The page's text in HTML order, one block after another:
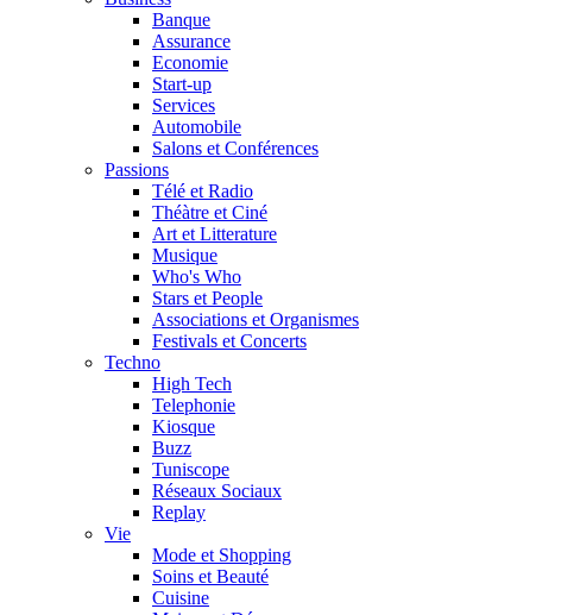
Banque
Assurance
Economie
Start-up
Services
Automobile
Salons et Conférences
Passions
Télé et Radio
Théàtre et Ciné
Art et Litterature
Musique
Who's Who
Stars et People
Associations et Organismes
Festivals et Concerts
Techno
High Tech
Telephonie
Kiosque
Buzz
Tuniscope
Réseaux Sociaux
Replay
Vie
Mode et Shopping
Soins et Beauté
Cuisine